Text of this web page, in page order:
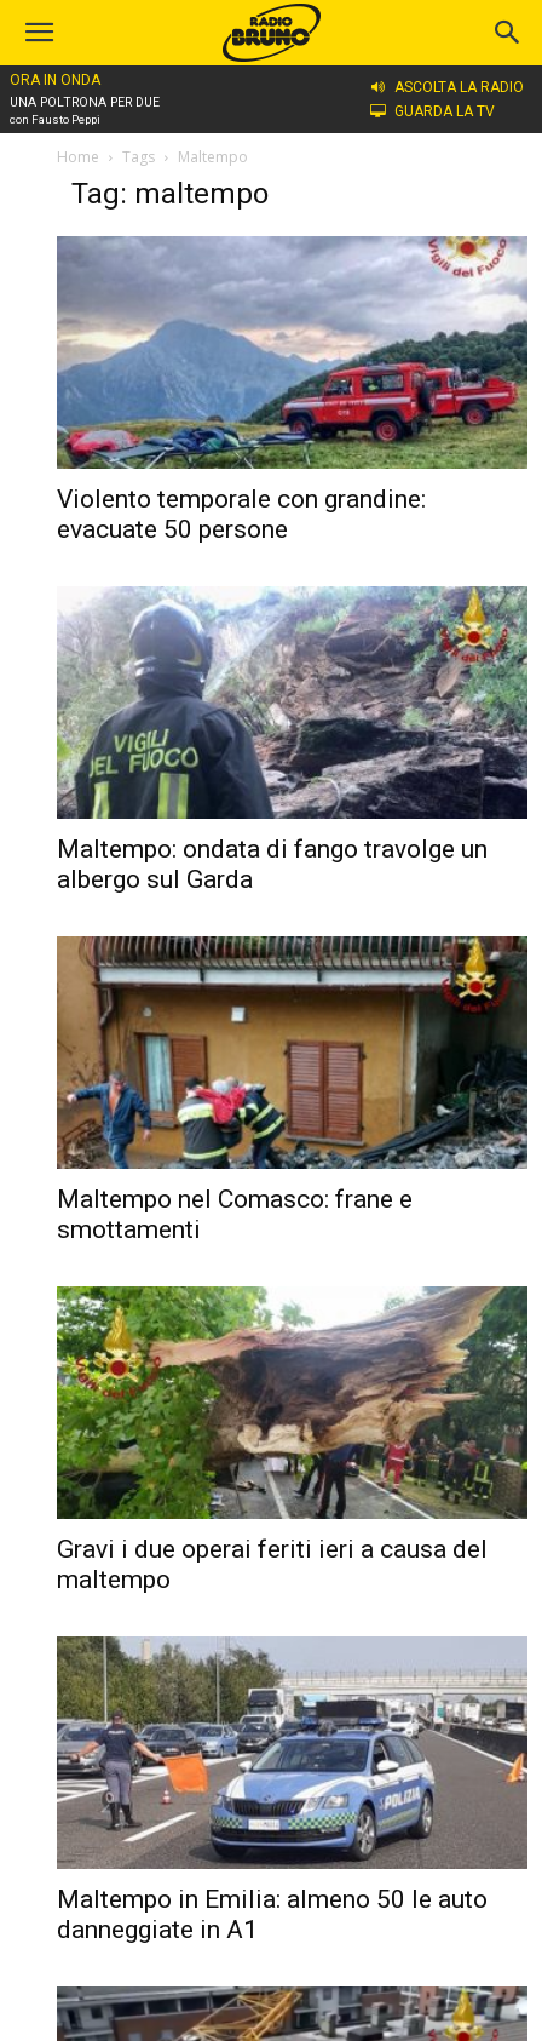
ORA IN ONDA
UNA POLTRONA PER DUE
con Fausto Peppi
ASCOLTA LA RADIO
GUARDA LA TV
Home Tags Maltempo
Tag: maltempo
Violento temporale con grandine:
evacuate 50 persone
Maltempo: ondata di fango travolge un
albergo sul Garda
Maltempo nel Comasco: frane e
smottamenti
Gravi i due operai feriti ieri a causa del
maltempo
Maltempo in Emilia: almeno 50 le auto
danneggiate in A1